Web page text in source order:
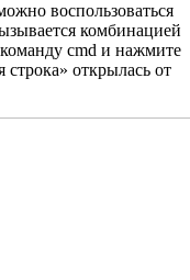
воспользоваться
комбинацией
cmd и нажмите
открылась от